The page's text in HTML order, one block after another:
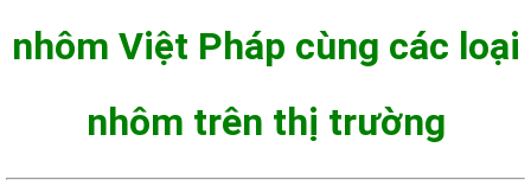
nhôm Việt Pháp cùng các loại
nhôm trên thị trường